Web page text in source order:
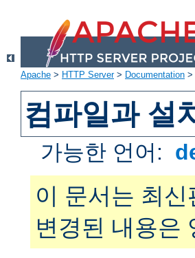
Apache > HTTP Server> Documentation >
컴파일과 설
가능한 언어:
이 문서는 최
변경된 내용은